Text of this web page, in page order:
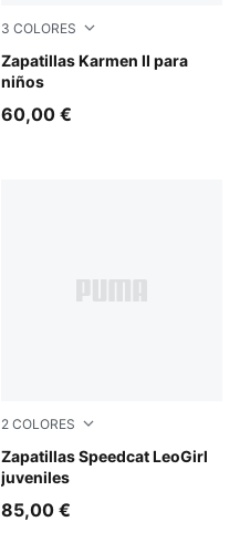
3 COLORES
Zapatillas Karmen II para
niños
PUMA White-PUMA Black-
60,00 €
2 COLORES
Zapatillas Speedcat LeoGirl
juveniles
Matte Bronze-PUMA Gold
85,00 €